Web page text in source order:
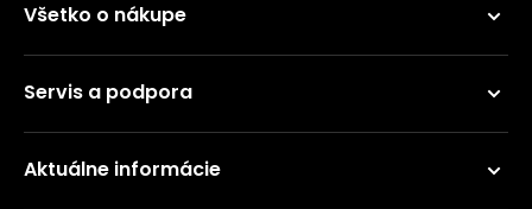
Všetko o nákupe
Servis a podpora
Aktuálne informácie